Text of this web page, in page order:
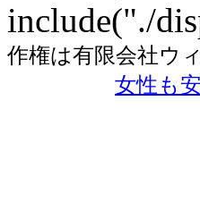
include("./
作権は有限会社ウ
女性も